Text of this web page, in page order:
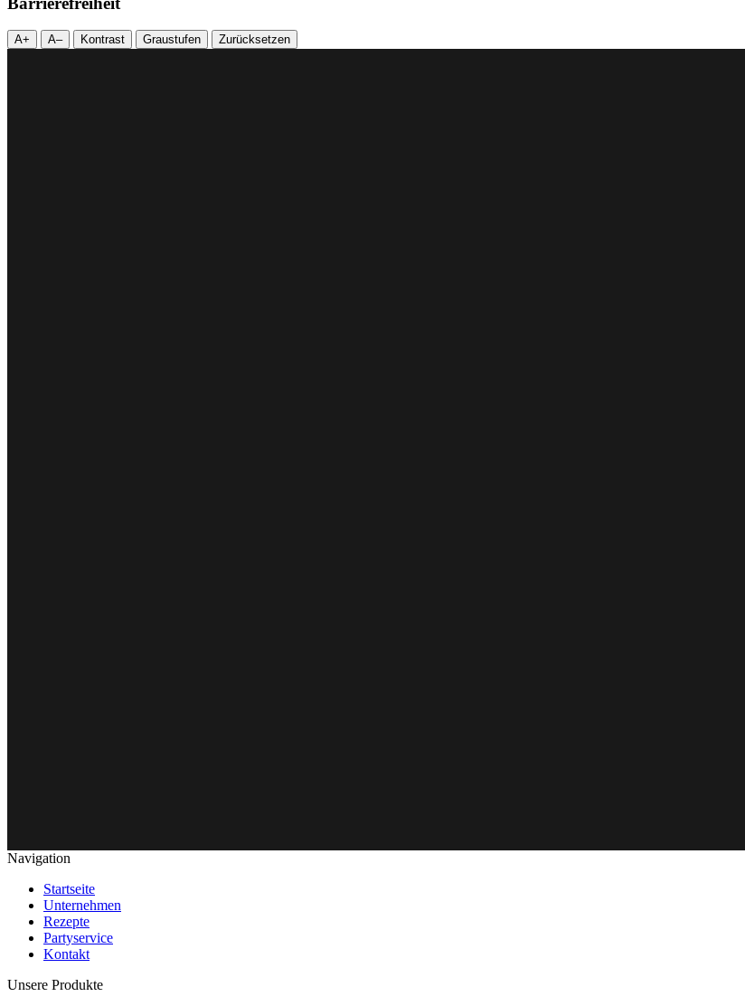
A+ A– Kontrast Graustufen Zurücksetzen
Navigation
Startseite
Unternehmen
Rezepte
Partyservice
Kontakt
Unsere Produkte